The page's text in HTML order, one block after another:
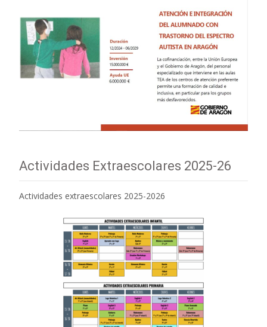
Actividades Extraescolares 2025-26
Actividades extraescolares 2025-2026